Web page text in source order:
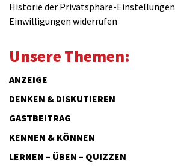
Historie der Privatsphäre-Einstellungen
Einwilligungen widerrufen
Unsere Themen:
ANZEIGE
DENKEN & DISKUTIEREN
GASTBEITRAG
KENNEN & KÖNNEN
LERNEN – ÜBEN – QUIZZEN